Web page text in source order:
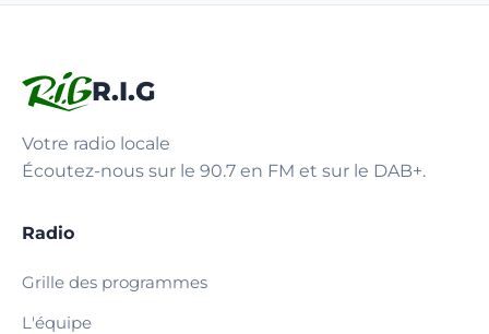
R.I.G
Votre radio locale
Écoutez-nous sur le 90.7 en FM et sur le DAB+.
Radio
Grille des programmes
L'équipe